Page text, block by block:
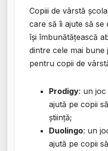
Copiii de vârstă
care să îi ajute să se
își îmbunătățească
dintre cele mai bune
pentru copii de
Prodigy: un
ajută pe copii
știință;
Duolingo: un
ajută pe copii